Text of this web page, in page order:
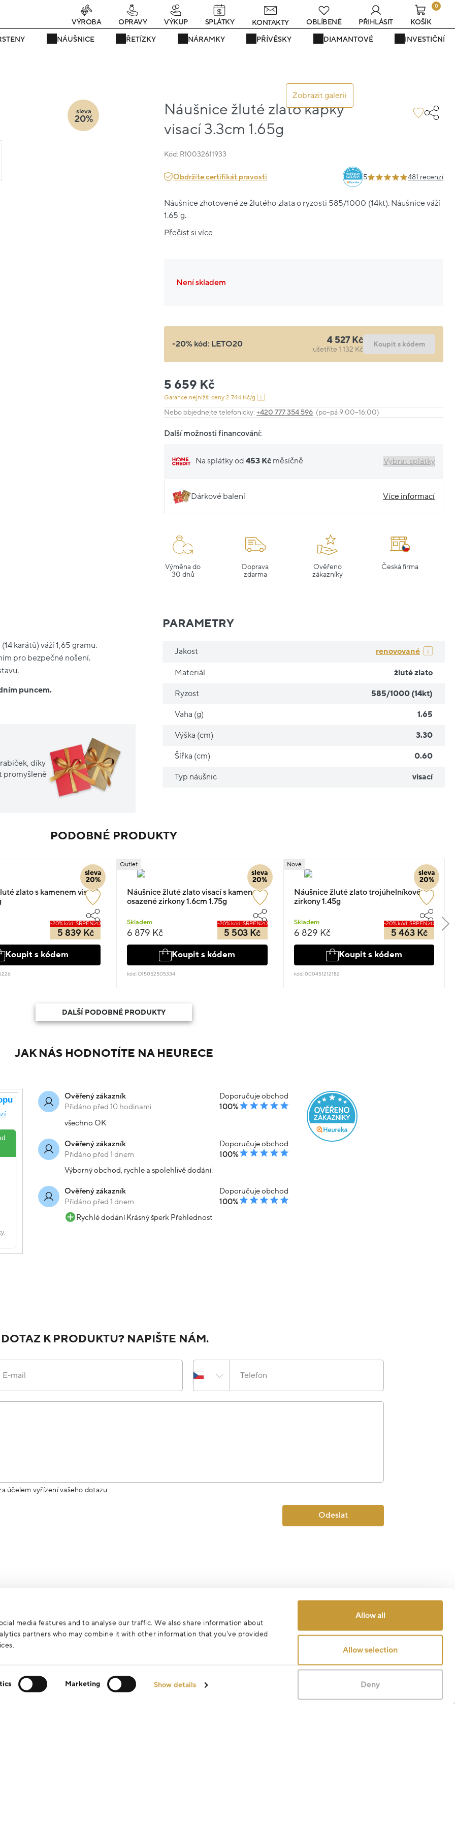
media features and to analyse our traffic. We also share information about
partners who may combine it with other information that you’ve provided
Marketing Show details
Allow all
Allow selection
Deny
teď! - 20 % na vše! Kód: SRPEN20 24 dní : 18h : 25m : 16s
NÁUŠNICE ŘETÍZKY NÁRAMKY PŘÍVĚSKY DIAMANTOVÉ INVESTIČNÍ
VÝROBA OPRAVY VÝKUP SPLÁTKY KONTAKTY OBLÍBENÉ PŘIHLÁSIT
0
KOŠÍK
Zobrazit galerii
Náušnice žluté zlato kapky
visací 3.3cm 1.65g
Kód: R10032611933
sleva
20%
Obdržíte certifikát pravosti 5 481 recenzí
Náušnice zhotovené ze žlutého zlata o ryzosti 585/1000 (14kt). Náušnice váží
1.65 g.
Přečíst si více
Není skladem
-20% kód: LETO20 4 527 Kč
ušetříte 1 132 Kč
Koupit s kódem
5 659 Kč
Garance nejnižší ceny:2 744 Kč/g
Nebo objednejte telefonicky:+420 777 354 596 (po–pá 9:00–16:00)
Další možnosti financování:
Na splátky od453 Kč měsíčně Vybrat splátky
Dárkové balení Více informací
Výměna do
30 dnů
Doprava
zdarma
Ověřeno
zákazníky
Česká firma
karátů) váží 1,65 gramu.
pro bezpečné nošení.
puncem.
díky
promyšleně
PARAMETRY
Jakost renovované
Materiál žluté zlato
Ryzost 585/1000 (14kt)
Vaha (g) 1.65
Výška (cm) 3.30
Šířka (cm) 0.60
Typ náušnic visací
PODOBNÉ PRODUKTY
sleva
20%
zlato s kamenem visací
-20% kód: SRPEN20
5 839 Kč
Koupit s kódem
sleva
20%
Outlet
Náušnice žluté zlato visací s kamenem
osazené zirkony 1.6cm 1.75g
Skladem
6 879 Kč
-20% kód: SRPEN20
5 503 Kč
Koupit s kódem
kód: O15052505334
sleva
20%
Nové
Náušnice žluté zlato trojúhelníkové se
zirkony 1.45g
Skladem
6 829 Kč
-20% kód: SRPEN20
5 463 Kč
Koupit s kódem
kód: 000451212182
DALŠÍ PODOBNÉ PRODUKTY
JAK NÁS HODNOTÍTE NA HEURECE
Ověřený zákazník
Přidáno před 10 hodinami
Doporučuje obchod
100%
všechno OK
Ověřený zákazník
Přidáno před 1 dnem
Doporučuje obchod
100%
Výborný obchod, rychle a spolehlivě dodání.
Ověřený zákazník
Přidáno před 1 dnem
Doporučuje obchod
100%
Rychlé dodání Krásný šperk Přehlednost
K PRODUKTU? NAPIŠTE NÁM.
E-mail Telefon
účelem vyřízení vašeho dotazu.
Odeslat